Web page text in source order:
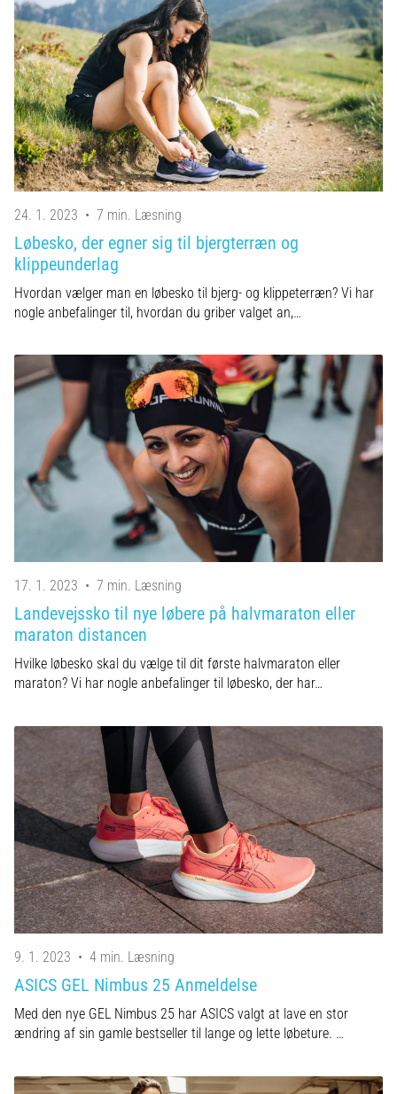
24. 1. 2023 • 7 min. Læsning
Løbesko, der egner sig til bjergterræn og
klippeunderlag
Hvordan vælger man en løbesko til bjerg- og klippeterræn? Vi har
nogle anbefalinger til, hvordan du griber valget an,…
17. 1. 2023 • 7 min. Læsning
Landevejssko til nye løbere på halvmaraton eller
maraton distancen
Hvilke løbesko skal du vælge til dit første halvmaraton eller
maraton? Vi har nogle anbefalinger til løbesko, der har…
9. 1. 2023 • 4 min. Læsning
ASICS GEL Nimbus 25 Anmeldelse
Med den nye GEL Nimbus 25 har ASICS valgt at lave en stor
ændring af sin gamle bestseller til lange og lette løbeture. …